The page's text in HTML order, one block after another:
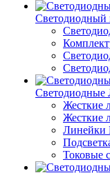
Светодиодный
Светодиодные
Жесткие
Жесткие
Линейки
Токовые